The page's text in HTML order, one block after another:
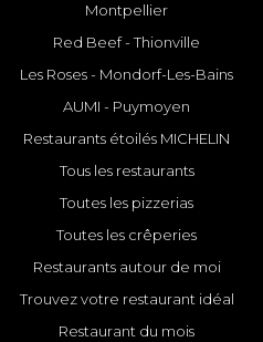
Montpellier
Red Beef - Thionville
Les Roses - Mondorf-Les-Bains
AUMI - Puymoyen
Restaurants étoilés MICHELIN
Tous les restaurants
Toutes les pizzerias
Toutes les crêperies
Restaurants autour de moi
Trouvez votre restaurant idéal
Restaurant du mois